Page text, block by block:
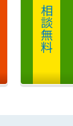
相談無料